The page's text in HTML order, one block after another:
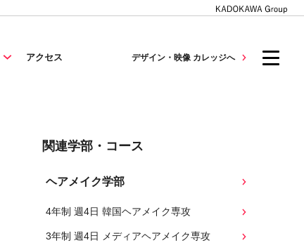
アクセス デザイン・映像 カレッジへ
関連学部・コース
ヘアメイク学部
4年制 週4日 韓国ヘアメイク専攻
3年制 週4日 メディアヘアメイク専攻